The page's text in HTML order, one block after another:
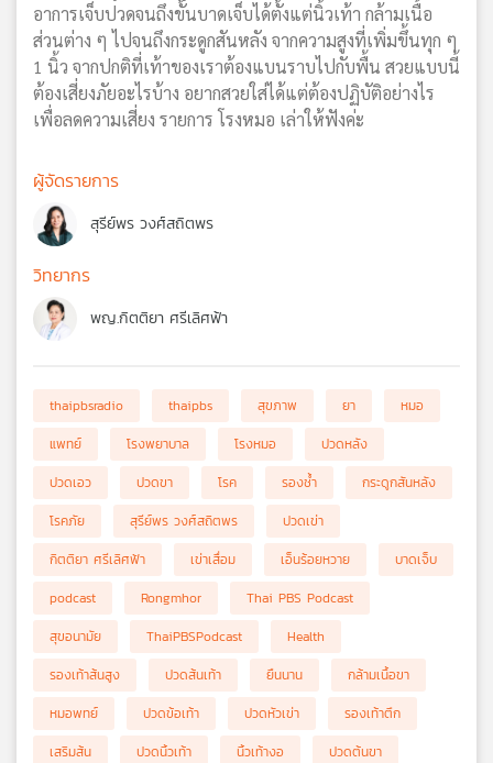
อาการเจ็บปวดจนถึงขั้นบาดเจ็บได้ตั้งแต่นิ้วเท้า กล้ามเนื้อ
ส่วนต่าง ๆ ไปจนถึงกระดูกสันหลัง จากความสูงที่เพิ่มขึ้นทุก ๆ
1 นิ้ว จากปกติที่เท้าของเราต้องแบนราบไปกับพื้น สวยแบบนี้
ต้องเสี่ยงภัยอะไรบ้าง อยากสวยใส่ได้แต่ต้องปฏิบัติอย่างไร
เพื่อลดความเสี่ยง รายการ โรงหมอ เล่าให้ฟังค่ะ
ผู้จัดรายการ
สุรีย์พร วงศ์สถิตพร
วิทยากร
พญ.กิตติยา ศรีเลิศฟ้า
thaipbsradio thaipbs สุขภาพ ยา
หมอ
แพทย์
โรงพยาบาล โรงหมอ
ปวดหลัง
ปวดเอว
ปวดขา โรค รองช้ำ
กระดูกสันหลัง
โรคภัย
สุรีย์พร วงศ์สถิตพร
ปวดเข่า
กิตติยา ศรีเลิศฟ้า
เข่าเสื่อม เอ็นร้อยหวาย
บาดเจ็บ
podcast
Rongmhor
Thai PBS Podcast
สุขอนามัย
ThaiPBSPodcast
Health
รองเท้าส้นสูง
ปวดส้นเท้า ยืนนาน
กล้ามเนื้อขา
หมอพทย์
ปวดข้อเท้า ปวดหัวเข่า
รองเท้าตึก
เสริมส้น
ปวดนิ้วเท้า นิ้วเท้างอ
ปวดต้นขา